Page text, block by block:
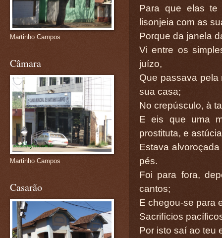
Para que elas te
lisonjeia com as
Porque da janela
Vi entre os
juízo,
Que passava
sua casa;
No crepúsculo, à
E eis que uma
prostituta, e
Estava
pés.
Foi para fora,
cantos;
E chegou-se para
Sacrifícios
Por isto saí ao teu
Martinho Campos
Câmara
Martinho Campos
Casarão